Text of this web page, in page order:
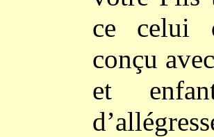
ce celui
conçu
et